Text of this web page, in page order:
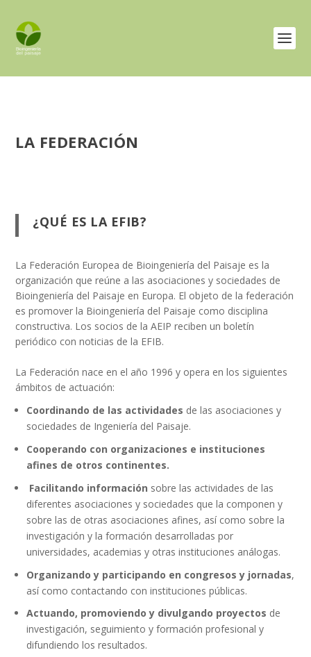
LA FEDERACIÓN
¿QUÉ ES LA EFIB?
La Federación Europea de Bioingeniería del Paisaje es la
organización que reúne a las asociaciones y sociedades de
Bioingeniería del Paisaje en Europa. El objeto de la federación
es promover la Bioingeniería del Paisaje como disciplina
constructiva. Los socios de la AEIP reciben un boletín
periódico con noticias de la EFIB.
La Federación nace en el año 1996 y opera en los siguientes
ámbitos de actuación:
Coordinando de las actividades de las asociaciones y
sociedades de Ingeniería del Paisaje.
Cooperando con organizaciones e instituciones
afines de otros continentes.
Facilitando información sobre las actividades de las
diferentes asociaciones y sociedades que la componen y
sobre las de otras asociaciones afines, así como sobre la
investigación y la formación desarrolladas por
universidades, academias y otras instituciones análogas.
Organizando y participando en congresos y jornadas,
así como contactando con instituciones públicas.
Actuando, promoviendo y divulgando proyectos de
investigación, seguimiento y formación profesional y
difundiendo los resultados.